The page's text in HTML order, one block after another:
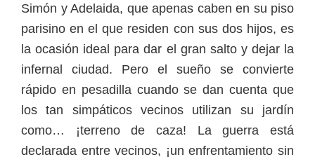
Simón y Adelaida, que apenas caben en su piso
parisino en el que residen con sus dos hijos, es
la ocasión ideal para dar el gran salto y dejar la
infernal ciudad. Pero el sueño se convierte
rápido en pesadilla cuando se dan cuenta que
los tan simpáticos vecinos utilizan su jardín
como… ¡terreno de caza! La guerra está
declarada entre vecinos, ¡un enfrentamiento sin